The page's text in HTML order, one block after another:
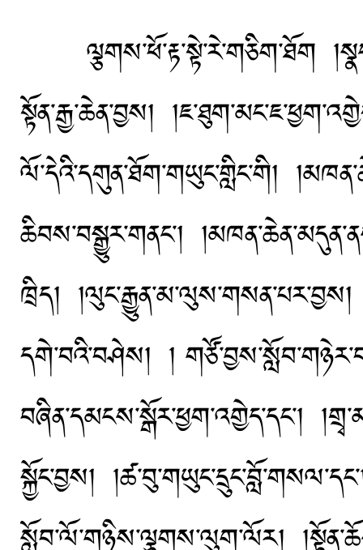
ལྕགས་ཕོ་རྟ་སྟེ་རེ་གཅིག་ཐོག
སྟོན་རྒྱ་ཆེན་བྱས།
ལོ་དེའི་དགུན་ཐོག་གཡུང་གླིང་གི།
ཆིབས་བསྒྱུར་གནང་།
ཁྲིད།
དགེ་བའི་བཤེས། །
བཞིན་དམངས་སྒོར་ཕྱག་འགྱེད་དང་།
སྐྱོང་བྱས།